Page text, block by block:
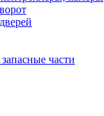
части